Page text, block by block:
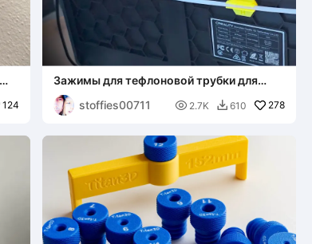
124
Зажимы для тефлоновой трубки для
задней панели серии K1
stoffies00711
 2.7K  610 278